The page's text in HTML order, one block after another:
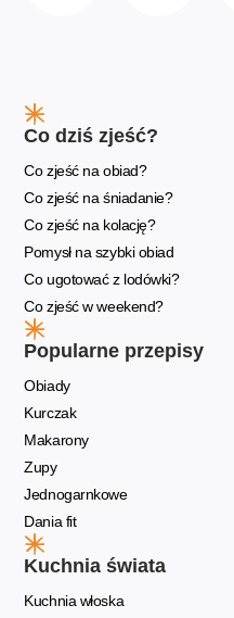
Co dziś zjeść?
Co zjeść na obiad?
Co zjeść na śniadanie?
Co zjeść na kolację?
Pomysł na szybki obiad
Co ugotować z lodówki?
Co zjeść w weekend?
Popularne przepisy
Obiady
Kurczak
Makarony
Zupy
Jednogarnkowe
Dania fit
Kuchnia świata
Kuchnia włoska